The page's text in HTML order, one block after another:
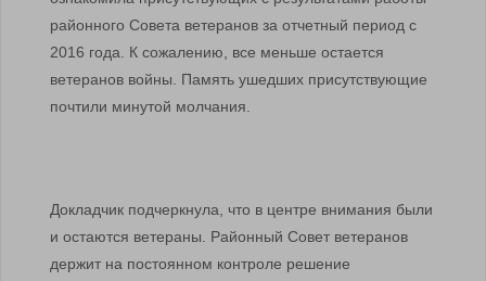
районного Совета ветеранов за отчетный период с
2016 года. К сожалению, все меньше остается
ветеранов войны. Память ушедших присутствующие
почтили минутой молчания.
Докладчик подчеркнула, что в центре внимания были
и остаются ветераны. Районный Совет ветеранов
держит на постоянном контроле решение